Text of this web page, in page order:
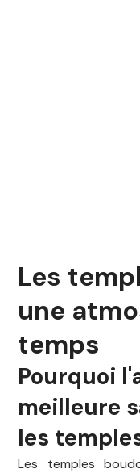
Les
une
temps
Pourquoi
meilleure
les
Les temples